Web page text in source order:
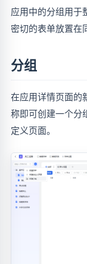
应用中的分组用于
密切的表单放置在
分组
在应用详情页面的
称即可创建一个分
定义页面。